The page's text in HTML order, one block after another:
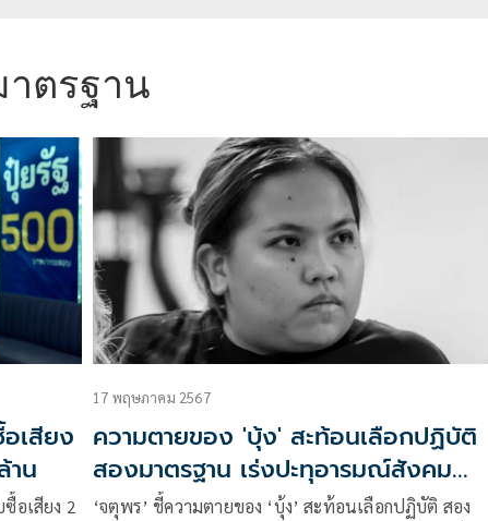
ตรฐาน
เสียง
าน
อเสียง 2
17 พฤษภาคม 2567
ความตายของ 'บุ้ง' สะท้อนเลือกปฏิบัติ
สองมาตรฐาน เร่งปะทุอารมณ์สังคม
เดือดพลุ่งพล่าน
‘จตุพร’ ชี้ความตายของ ‘บุ้ง’ สะท้อนเลือกปฏิบัติ สอง